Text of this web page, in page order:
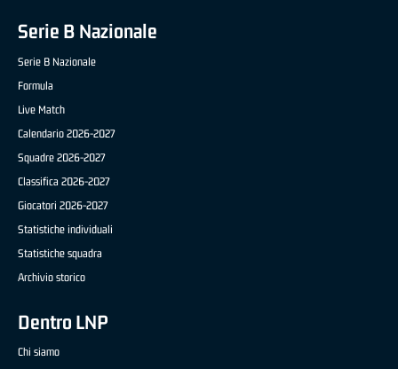
Serie B Nazionale
Serie B Nazionale
Formula
Live Match
Calendario 2026-2027
Squadre 2026-2027
Classifica 2026-2027
Giocatori 2026-2027
Statistiche individuali
Statistiche squadra
Archivio storico
Dentro LNP
Chi siamo